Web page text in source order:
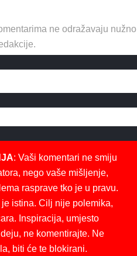
ne odražavaju nužno
: Vaši komentari ne smiju
nego vaše mišljenje,
rasprave tko je u pravu.
istina. Cilj nije polemika,
Inspiracija, umjesto
ne komentirajte. Ne
biti će te blokirani.